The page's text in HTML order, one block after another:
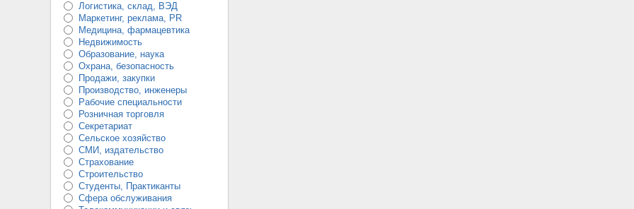
Логистика, склад, ВЭД
Маркетинг, реклама, PR
Медицина, фармацевтика
Недвижимость
Образование, наука
Охрана, безопасность
Продажи, закупки
Производство, инженеры
Рабочие специальности
Розничная торговля
Секретариат
Сельское хозяйство
СМИ, издательство
Страхование
Строительство
Студенты, Практиканты
Сфера обслуживания